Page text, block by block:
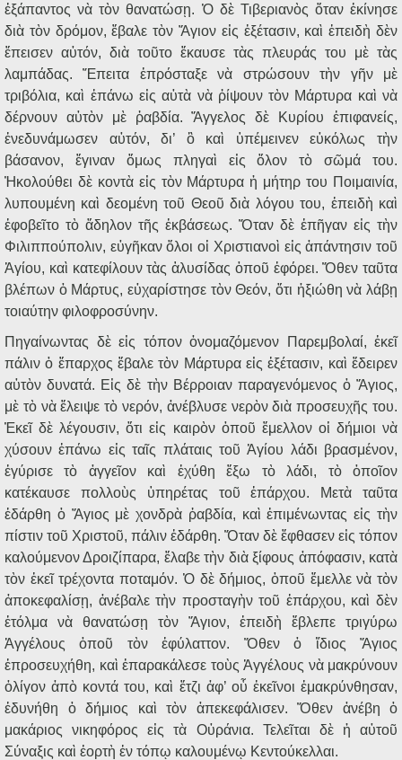
ἐξάπαντος νὰ τὸν θανατώσῃ. Ὁ δὲ Τιβεριανὸς ὅταν ἐκίνησε
διὰ τὸν δρόμον, ἔβαλε τὸν Ἅγιον εἰς ἐξέτασιν, καὶ ἐπειδὴ δὲν
ἔπεισεν αὐτόν, διὰ τοῦτο ἔκαυσε τὰς πλευράς του μὲ τὰς
λαμπάδας. Ἔπειτα ἐπρόσταξε νὰ στρώσουν τὴν γῆν μὲ
τριβόλια, καὶ ἐπάνω εἰς αὐτὰ νὰ ῥίψουν τὸν Μάρτυρα καὶ νὰ
δέρνουν αὐτὸν μὲ ῥαβδία. Ἄγγελος δὲ Κυρίου ἐπιφανείς,
ἐνεδυνάμωσεν αὐτόν, δι’ ὃ καὶ ὑπέμεινεν εὐκόλως τὴν
βάσανον, ἔγιναν ὅμως πληγαὶ εἰς ὅλον τὸ σῶμά του.
Ἠκολούθει δὲ κοντὰ εἰς τὸν Μάρτυρα ἡ μήτηρ του Ποιμαινία,
λυπουμένη καὶ δεομένη τοῦ Θεοῦ διὰ λόγου του, ἐπειδὴ καὶ
ἐφοβεῖτο τὸ ἄδηλον τῆς ἐκβάσεως. Ὅταν δὲ ἐπῆγαν εἰς τὴν
Φιλιππούπολιν, εὐγῆκαν ὅλοι οἱ Χριστιανοὶ εἰς ἀπάντησιν τοῦ
Ἁγίου, καὶ κατεφίλουν τὰς ἁλυσίδας ὁποῦ ἐφόρει. Ὅθεν ταῦτα
βλέπων ὁ Μάρτυς, εὐχαρίστησε τὸν Θεόν, ὅτι ἠξιώθη νὰ λάβῃ
τοιαύτην φιλοφροσύνην.
Πηγαίνωντας δὲ εἰς τόπον ὀνομαζόμενον Παρεμβολαί, ἐκεῖ
πάλιν ὁ ἔπαρχος ἔβαλε τὸν Μάρτυρα εἰς ἐξέτασιν, καὶ ἔδειρεν
αὐτὸν δυνατά. Εἰς δὲ τὴν Βέρροιαν παραγενόμενος ὁ Ἅγιος,
μὲ τὸ νὰ ἔλειψε τὸ νερόν, ἀνέβλυσε νερὸν διὰ προσευχῆς του.
Ἐκεῖ δὲ λέγουσιν, ὅτι εἰς καιρὸν ὁποῦ ἔμελλον οἱ δήμιοι νὰ
χύσουν ἐπάνω εἰς ταῖς πλάταις τοῦ Ἁγίου λάδι βρασμένον,
ἐγύρισε τὸ ἀγγεῖον καὶ ἐχύθη ἔξω τὸ λάδι, τὸ ὁποῖον
κατέκαυσε πολλοὺς ὑπηρέτας τοῦ ἐπάρχου. Μετὰ ταῦτα
ἐδάρθη ὁ Ἅγιος μὲ χονδρὰ ῥαβδία, καὶ ἐπιμένωντας εἰς τὴν
πίστιν τοῦ Χριστοῦ, πάλιν ἐδάρθη. Ὅταν δὲ ἔφθασεν εἰς τόπον
καλούμενον Δροιζίπαρα, ἔλαβε τὴν διὰ ξίφους ἀπόφασιν, κατὰ
τὸν ἐκεῖ τρέχοντα ποταμόν. Ὁ δὲ δήμιος, ὁποῦ ἔμελλε νὰ τὸν
ἀποκεφαλίσῃ, ἀνέβαλε τὴν προσταγὴν τοῦ ἐπάρχου, καὶ δὲν
ἐτόλμα νὰ θανατώσῃ τὸν Ἅγιον, ἐπειδὴ ἔβλεπε τριγύρω
Ἀγγέλους ὁποῦ τὸν ἐφύλαττον. Ὅθεν ὁ ἴδιος Ἅγιος
ἐπροσευχήθη, καὶ ἐπαρακάλεσε τοὺς Ἀγγέλους νὰ μακρύνουν
ὀλίγον ἀπὸ κοντά του, καὶ ἔτζι ἀφ’ οὗ ἐκεῖνοι ἐμακρύνθησαν,
ἐδυνήθη ὁ δήμιος καὶ τὸν ἀπεκεφάλισεν. Ὅθεν ἀνέβη ὁ
μακάριος νικηφόρος εἰς τὰ Οὐράνια. Τελεῖται δὲ ἡ αὐτοῦ
Σύναξις καὶ ἑορτὴ ἐν τόπῳ καλουμένῳ Κεντούκελλαι.